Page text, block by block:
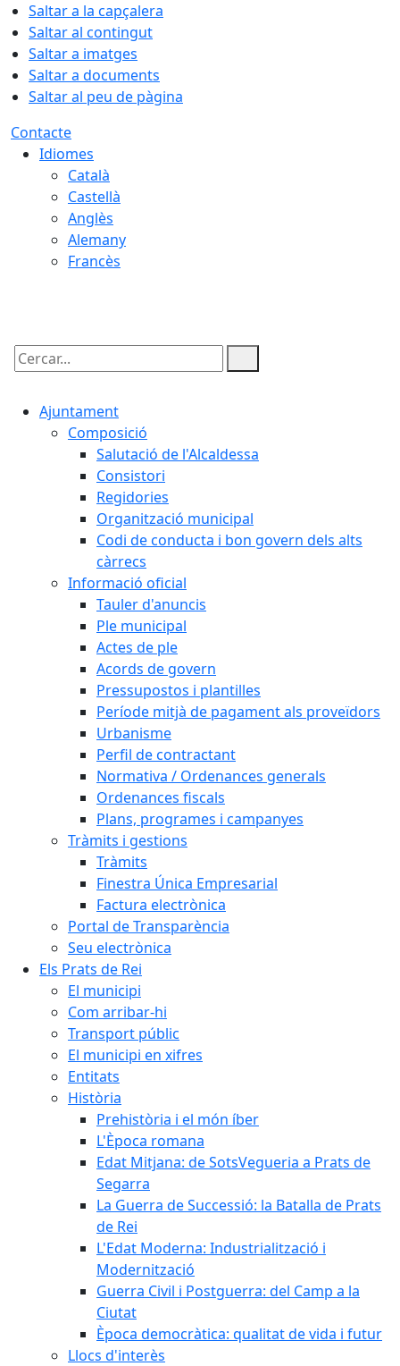
Saltar a la capçalera
Saltar al contingut
Saltar a imatges
Saltar a documents
Saltar al peu de pàgina
Contacte
Idiomes
Català
Castellà
Anglès
Alemany
Francès
Cercar:
Ajuntament
Composició
Salutació de l'Alcaldessa
Consistori
Regidories
Organització municipal
Codi de conducta i bon govern dels alts
càrrecs
Informació oficial
Tauler d'anuncis
Ple municipal
Actes de ple
Acords de govern
Pressupostos i plantilles
Període mitjà de pagament als proveïdors
Urbanisme
Perfil de contractant
Normativa / Ordenances generals
Ordenances fiscals
Plans, programes i campanyes
Tràmits i gestions
Tràmits
Finestra Única Empresarial
Factura electrònica
Portal de Transparència
Seu electrònica
Els Prats de Rei
El municipi
Com arribar-hi
Transport públic
El municipi en xifres
Entitats
Història
Prehistòria i el món íber
L'Època romana
Edat Mitjana: de SotsVegueria a Prats de
Segarra
La Guerra de Successió: la Batalla de Prats
de Rei
L'Edat Moderna: Industrialització i
Modernització
Guerra Civil i Postguerra: del Camp a la
Ciutat
Època democràtica: qualitat de vida i futur
Llocs d'interès